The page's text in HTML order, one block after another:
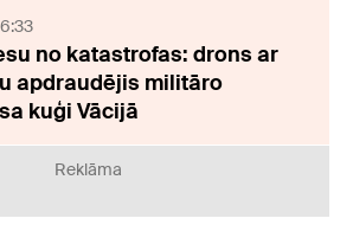
no katastrofas: drons ar
apdraudējis militāro
kuģi Vācijā
Reklāma